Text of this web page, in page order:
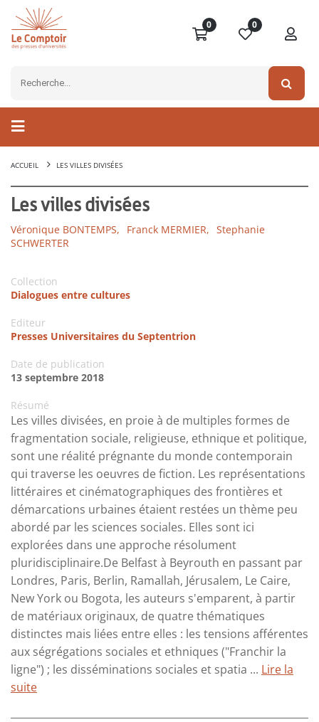
0 0
ACCUEIL LES VILLES DIVISÉES
Les villes divisées
Véronique BONTEMPS, Franck MERMIER, Stephanie
SCHWERTER
Collection
Dialogues entre cultures
Editeur
Presses Universitaires du Septentrion
Date de publication
13 septembre 2018
Résumé
Les villes divisées, en proie à de multiples formes de
fragmentation sociale, religieuse, ethnique et politique,
sont une réalité prégnante du monde contemporain
qui traverse les oeuvres de fiction. Les représentations
littéraires et cinématographiques des frontières et
démarcations urbaines étaient restées un thème peu
abordé par les sciences sociales. Elles sont ici
explorées dans une approche résolument
pluridisciplinaire.De Belfast à Beyrouth en passant par
Londres, Paris, Berlin, Ramallah, Jérusalem, Le Caire,
New York ou Bogota, les auteurs s'emparent, à partir
de matériaux originaux, de quatre thématiques
distinctes mais liées entre elles : les tensions afférentes
aux ségrégations sociales et ethniques ("Franchir la
ligne") ; les disséminations sociales et spatia ... Lire la
suite